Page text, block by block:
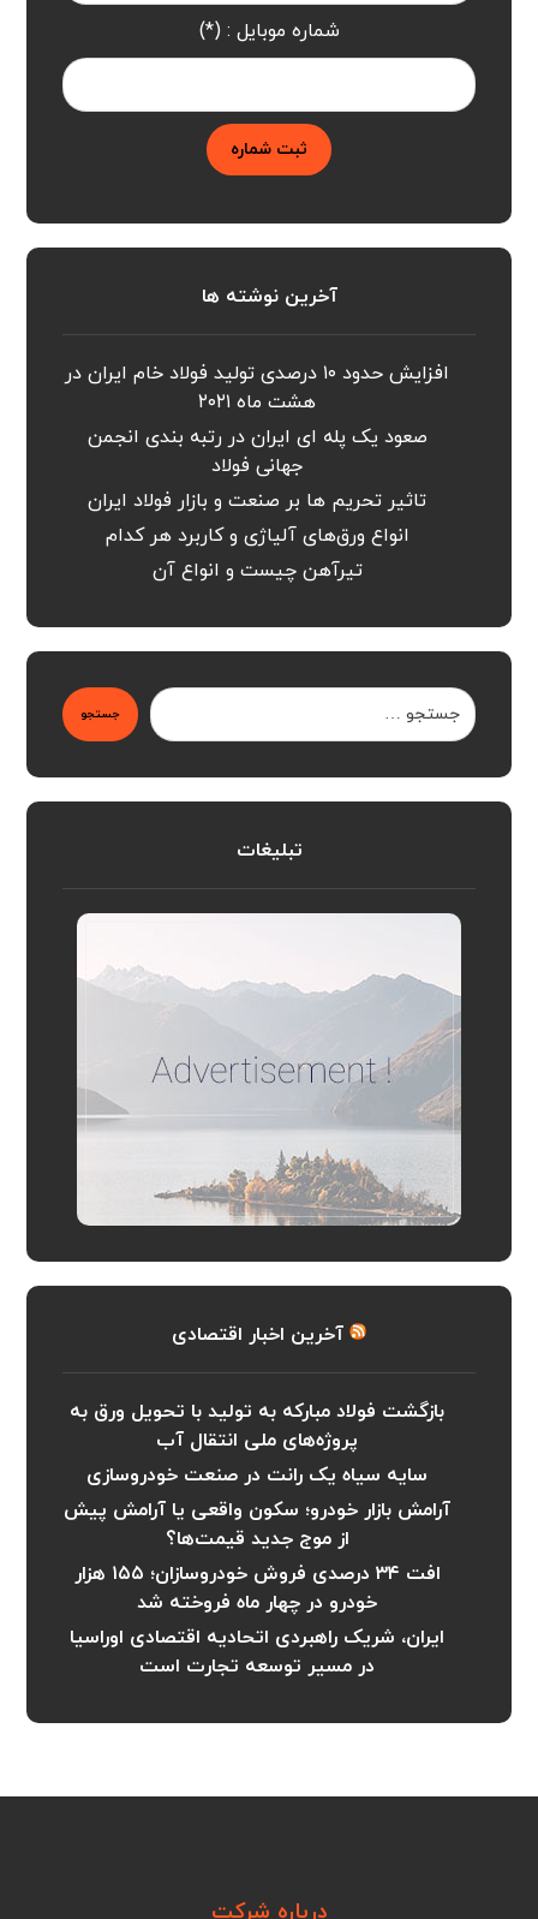
شماره موبایل : (*)
ثبت شماره
آخرین نوشته ها
افزایش حدود ۱۰ درصدی تولید فولاد خام ایران در
هشت ماه ۲۰۲۱
صعود یک پله ای ایران در رتبه بندی انجمن
جهانی فولاد
تاثیر تحریم ها بر صنعت و بازار فولاد ایران
انواع ورق‌های آلیاژی و کاربرد هر کدام
تیرآهن چیست و انواع آن
جستجو
تبلیغات
آخرین اخبار اقتصادی
بازگشت فولاد مبارکه به تولید با تحویل ورق به
پروژه‌های ملی انتقال آب
سایه سیاه یک رانت در صنعت خودروسازی
آرامش بازار خودرو؛ سکون واقعی یا آرامش پیش
از موج جدید قیمت‌ها؟
افت ۳۴ درصدی فروش خودروسازان؛ ۱۵۵ هزار
خودرو در چهار ماه فروخته شد
ایران، شریک راهبردی اتحادیه اقتصادی اوراسیا
در مسیر توسعه تجارت است
درباره شرکت